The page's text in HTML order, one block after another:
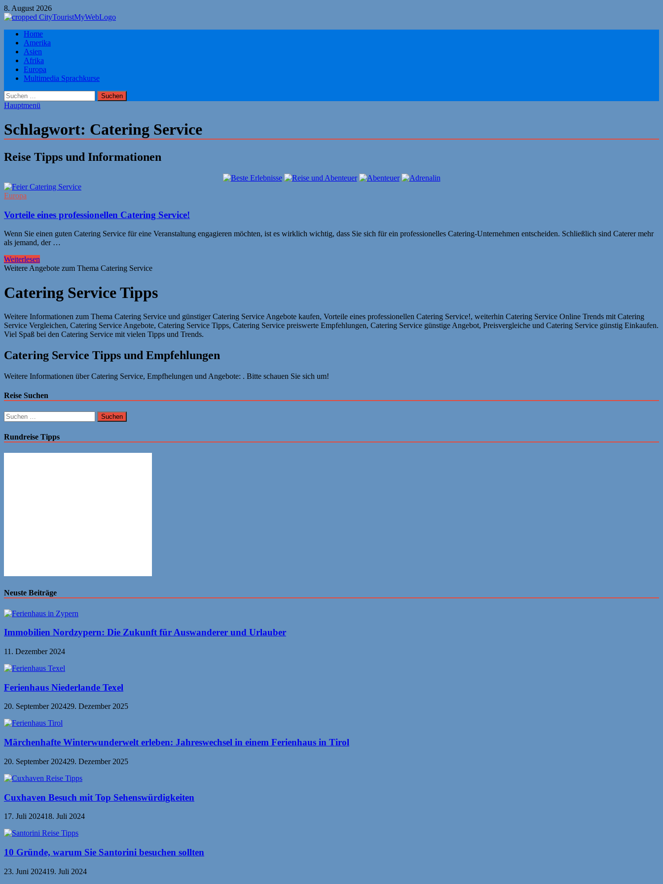
Zum
Inhalt
8. August 2026
Citytourist Reise Tipps
Urlaub, Ferien, Flüge, Freizeit, Reise
Home
Amerika
Asien
Afrika
Europa
Multimedia Sprachkurse
Suchen
nach:
Hauptmenü
Schlagwort: Catering Service
Reise Tipps und Informationen
Europa
Vorteile eines professionellen Catering Service!
Wenn Sie einen guten Catering Service für eine Veranstaltung engagieren möchten, ist es wirklich wichtig, dass Sie sich für ein professionelles Catering-Unternehmen entscheiden. Schließlich sind Caterer mehr
als jemand, der …
Weiterlesen
Weitere Angebote zum Thema Catering Service
Catering Service Tipps
Weitere Informationen zum Thema Catering Service und günstiger Catering Service Angebote kaufen, Vorteile eines professionellen Catering Service!, weiterhin Catering Service Online Trends mit Catering
Service Vergleichen, Catering Service Angebote, Catering Service Tipps, Catering Service preiswerte Empfehlungen, Catering Service günstige Angebot, Preisvergleiche und Catering Service günstig Einkaufen.
Viel Spaß bei den Catering Service mit vielen Tipps und Trends.
Catering Service Tipps und Empfehlungen
Weitere Informationen über Catering Service, Empfhelungen und Angebote: . Bitte schauen Sie sich um!
Reise Suchen
Suchen
nach:
Rundreise Tipps
Neuste Beiträge
Immobilien Nordzypern: Die Zukunft für Auswanderer und Urlauber
11. Dezember 2024
Ferienhaus Niederlande Texel
20. September 202429. Dezember 2025
Märchenhafte Winterwunderwelt erleben: Jahreswechsel in einem Ferienhaus in Tirol
20. September 202429. Dezember 2025
Cuxhaven Besuch mit Top Sehenswürdigkeiten
17. Juli 202418. Juli 2024
10 Gründe, warum Sie Santorini besuchen sollten
23. Juni 202419. Juli 2024